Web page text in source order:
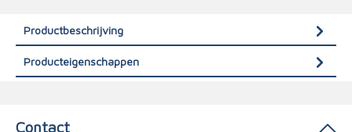
Productbeschrijving
Producteigenschappen
Contact